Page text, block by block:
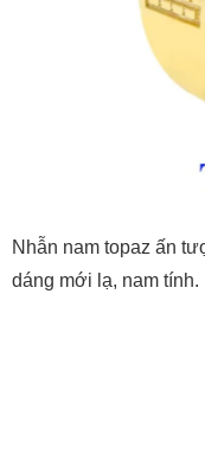
Nhẫn nam topaz ấn
dáng mới lạ, nam tính.